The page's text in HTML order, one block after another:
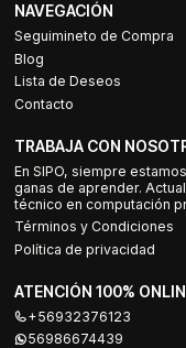
NAVEGACIÓN
Seguimineto de Compra
Blog
Lista de Deseos
Contacto
TRABAJA CON
En SIPO, siempre
ganas de aprender.
técnico en computación
Términos y Condiciones
Política de privacidad
ATENCIÓN 100%
+56932376123
56986674439